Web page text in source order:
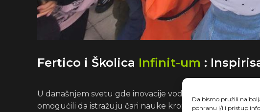
Da bismo pružili
pohranu i/ili pristup
Fertico i Školica Infinit-um :
U današnjem svetu gde inovacije vode put ka napretku,
omogućili da istražuju čari nauke kroz edukativne